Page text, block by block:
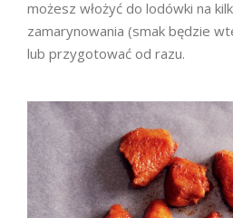
możesz włożyć do lodówki na
zamarynowania (smak będzie
lub przygotować od razu.